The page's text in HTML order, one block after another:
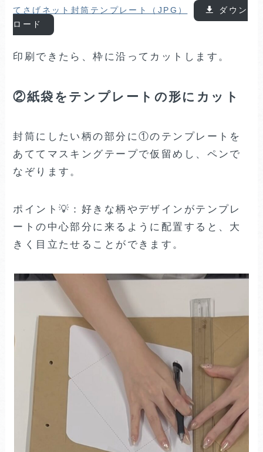
てさげネット封筒テンプレート（JPG）
ダウン
ロード
印刷できたら、枠に沿ってカットします。
②紙袋をテンプレートの形にカット
封筒にしたい柄の部分に①のテンプレートを
あててマスキングテープで仮留めし、ペンで
なぞります。
ポイント💡：好きな柄やデザインがテンプレ
ートの中心部分に来るように配置すると、大
きく目立たせることができます。